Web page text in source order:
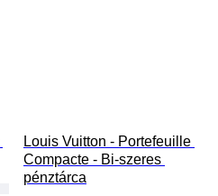
Louis Vuitton - Portefeuille
Compacte - Bi-szeres
pénztárca